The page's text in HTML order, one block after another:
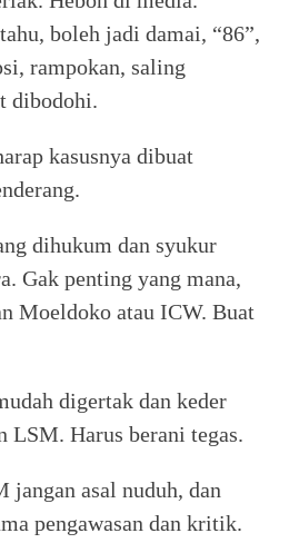
boleh jadi damai, “86”,
rampokan, saling
dibodohi.
kasusnya dibuat
dihukum dan syukur
Gak penting yang mana,
Moeldoko atau ICW. Buat
digertak dan keder
LSM. Harus berani tegas.
jangan asal nuduh, dan
pengawasan dan kritik.